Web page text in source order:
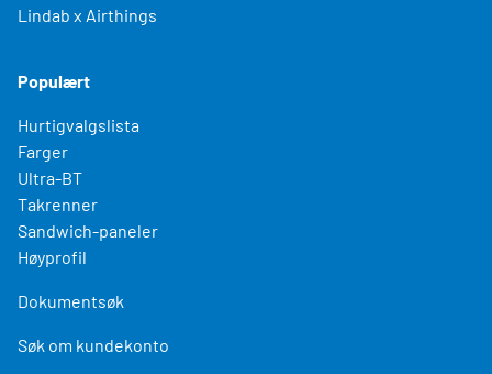
Lindab x Airthings
Populært
Hurtigvalgslista
Farger
Ultra-BT
Takrenner
Sandwich-paneler
Høyprofil
Dokumentsøk
Søk om kundekonto